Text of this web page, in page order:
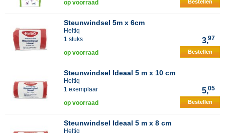
op voorraad Bestellen
Steunwindsel 5m x 6cm
Heltiq
1 stuks
3,97
op voorraad Bestellen
Steunwindsel Ideaal 5 m x 10 cm
Heltiq
1 exemplaar
5,05
op voorraad Bestellen
Steunwindsel Ideaal 5 m x 8 cm
Heltiq